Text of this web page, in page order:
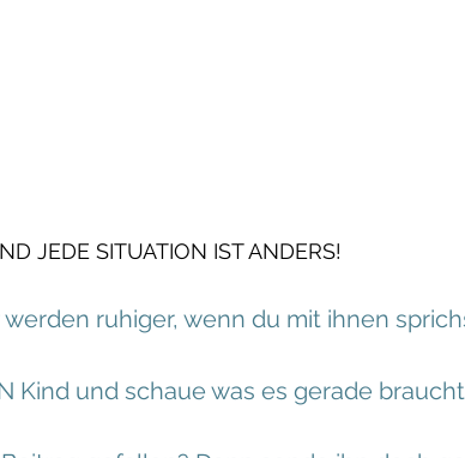
JEDE SITUATION IST ANDERS!
ruhiger, wenn du mit ihnen
Kind und schaue was es gerade